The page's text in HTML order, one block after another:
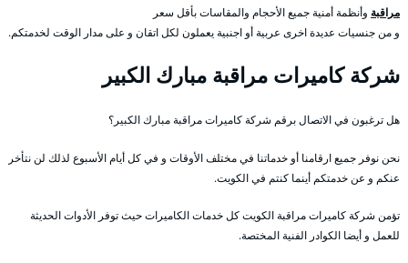
مراقبة وأنظمة أمنية جميع الأحجام والمقاسات بأقل سعر
و من جنسيات عديدة اخرى عربية أو اجنبية يعملون لكل اتقان و على مدار الوقت لخدمتكم.
شركة كاميرات مراقبة مبارك الكبير
هل ترغبون في الاتصال برقم شركة كاميرات مراقبة مبارك الكبير؟
نحن نوفر جميع ارقامنا أو خدماتنا في مختلف الأوقات و في كل أيام الأسبوع لذلك لن نتأخر
عنكم و عن خدمتكم أينما كنتم في الكويت.
تؤمن شركة كاميرات مراقبة الكويت كل خدمات الكاميرات حيث توفر الأدوات الحديثة
للعمل و أيضا الكوادر الفنية المختصة.